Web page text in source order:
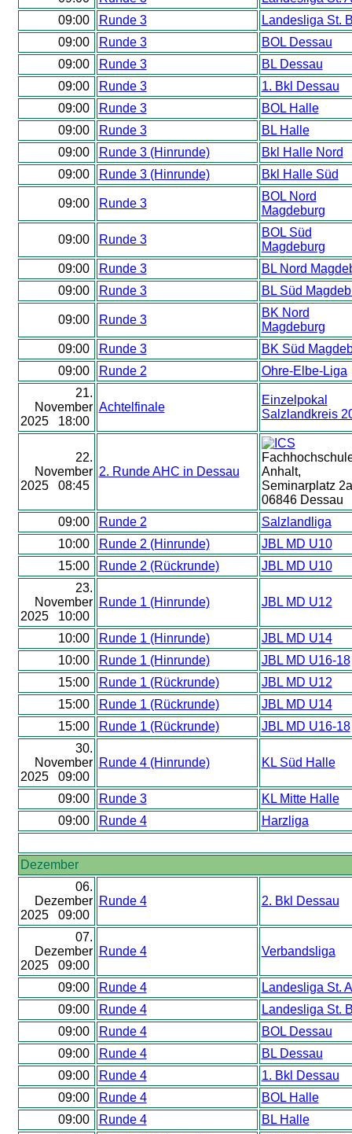
09:00
Runde 3
Landesliga St.
09:00
Runde 3
BOL Dessau
09:00
Runde 3
BL Dessau
09:00
Runde 3
1. Bkl Dessau
09:00
Runde 3
BOL Halle
09:00
Runde 3
BL Halle
09:00
Runde 3 (Hinrunde)
Bkl Halle Nord
09:00
Runde 3 (Hinrunde) Bkl Halle Süd
09:00 Runde 3
BOL Nord
Magdeburg
09:00 Runde 3
BOL Süd
Magdeburg
09:00
Runde 3
BL Nord
09:00
Runde 3 BL Süd
09:00 Runde 3
BK Nord
Magdeburg
09:00
Runde 3
BK Süd
09:00
Runde 2
Ohre-Elbe-Liga
21.
November
2025 18:00
Achtelfinale
Einzelpokal
Salzlandkreis
22.
November
2025 08:45
2. Runde AHC in Dessau
Anhalt,
Seminarplatz
06846 Dessau
09:00
Runde 2
Salzlandliga
10:00
Runde 2 (Hinrunde)
JBL MD U10
15:00
Runde 2 (Rückrunde)
JBL MD U10
23.
November
2025 10:00
Runde 1 (Hinrunde) JBL MD U12
10:00 Runde 1 (Hinrunde)
JBL MD U14
10:00
Runde 1 (Hinrunde)
JBL MD U16-18
15:00
Runde 1 (Rückrunde)
JBL MD U12
15:00
Runde 1 (Rückrunde)
JBL MD U14
15:00
Runde 1 (Rückrunde)
JBL MD U16-18
30.
November
2025 09:00
Runde 4 (Hinrunde) KL Süd Halle
09:00 Runde 3
KL Mitte Halle
09:00
Runde 4 Harzliga
Dezember
06.
Dezember
2025 09:00
Runde 4 2. Bkl Dessau
07.
Dezember
2025 09:00
Runde 4 Verbandsliga
09:00 Runde 4
Landesliga St. A
09:00
Runde 4
Landesliga St.
09:00
Runde 4
BOL Dessau
09:00
Runde 4
BL Dessau
09:00
Runde 4
1. Bkl Dessau
09:00
Runde 4
BOL Halle
09:00
Runde 4
BL Halle